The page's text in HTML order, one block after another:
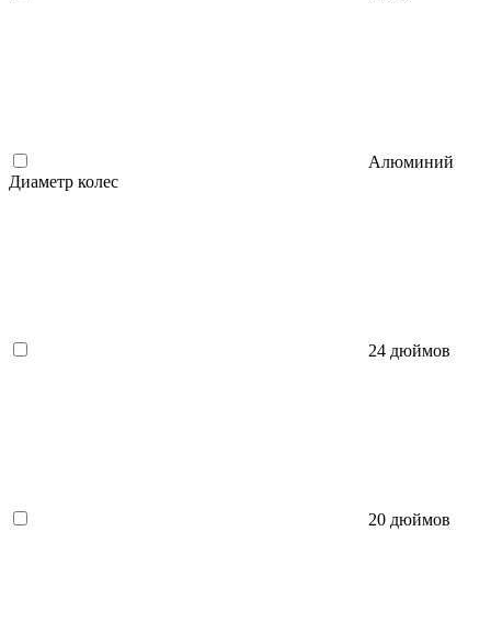
Алюминий
Диаметр колес
24 дюймов
20 дюймов